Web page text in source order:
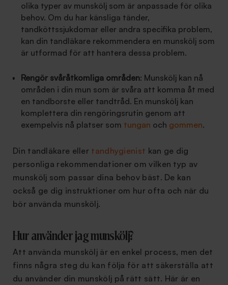
olika typer av munskölj som är anpassade för olika
behov. Om du har känsliga tänder,
tandköttssjukdomar eller andra specifika problem,
kan din tandläkare rekommendera en munskölj som
är utformad för att hantera dessa problem.
Rengör svåråtkomliga områden: Munskölj kan nå
områden i din mun som är svåra att komma åt med
en tandborste eller tandtråd. En munskölj kan
komplettera din rengöringsrutin genom att
exempelvis nå platser som tungan och gommen.
Din tandläkare eller tandhygienist kan ge dig
personliga rekommendationer om vilken typ av
munskölj som passar dina behov bäst. De kan
också ge dig instruktioner om hur ofta och när du
bör använda munskölj.
Hur använder jag munskölj?
Att använda munskölj är en enkel process, men det
finns några steg du kan följa för att säkerställa att
du använder din munskölj på rätt sätt. Här är en